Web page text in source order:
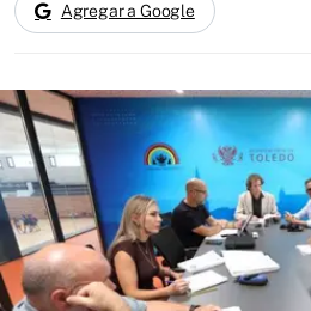
Agregar a Google